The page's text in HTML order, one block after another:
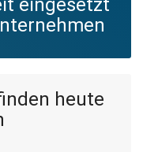
eingesetzt
heute